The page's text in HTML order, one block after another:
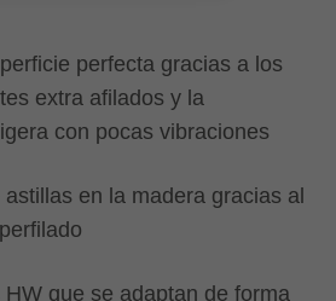
perfecta gracias a los
extra afilados y la
con pocas vibraciones
en la madera gracias al
que se adaptan de forma